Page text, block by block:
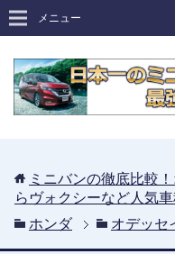
メニュー
ミニバンの徹底比較
らヴォクシーなど人気
ホンダ
オデッセ